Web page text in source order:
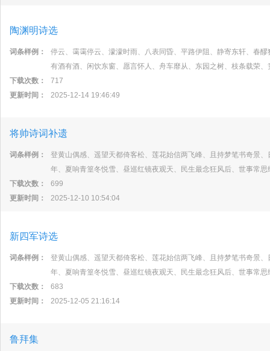
陶渊明诗选
词条样例：
停云、霭霭停云、濛濛时雨、八表同昏、平路伊阻、静寄东轩、春
有酒有酒、闲饮东窗、愿言怀人、舟车靡从、东园之树、枝条载荣、
下载次数：
717
更新时间：
2025-12-14 19:46:49
将帅诗词补遗
词条样例：
登黄山偶感、遥望天都倚客松、莲花始信两飞峰、且持梦笔书奇景
年、夏响青篁冬悦雪、昼巡红镜夜观天、民生最念狂风后、世事常
下载次数：
699
更新时间：
2025-12-10 10:54:04
新四军诗选
词条样例：
登黄山偶感、遥望天都倚客松、莲花始信两飞峰、且持梦笔书奇景
年、夏响青篁冬悦雪、昼巡红镜夜观天、民生最念狂风后、世事常
下载次数：
683
更新时间：
2025-12-05 21:16:14
鲁拜集